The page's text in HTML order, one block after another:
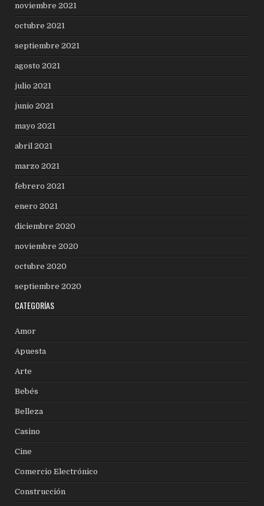
noviembre 2021
octubre 2021
septiembre 2021
agosto 2021
julio 2021
junio 2021
mayo 2021
abril 2021
marzo 2021
febrero 2021
enero 2021
diciembre 2020
noviembre 2020
octubre 2020
septiembre 2020
CATEGORÍAS
Amor
Apuesta
Arte
Bebés
Belleza
Casino
Cine
Comercio Electrónico
Construcción